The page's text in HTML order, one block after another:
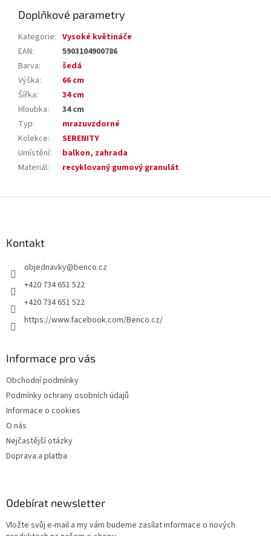
Doplňkové parametry
Kategorie: Vysoké květináče
EAN:
5903104900786
Barva:
šedá
Výška:
66 cm
Šířka:
34 cm
Hloubka:
34 cm
Typ:
mrazuvzdorné
Kolekce:
SERENITY
Umístění: balkon, zahrada
Materiál: recyklovaný gumový granulát
Kontakt
objednavky@benco.cz
+420 734 651 522
+420 734 651 522
https://www.facebook.com/Benco.cz/
Informace pro vás
Obchodní podmínky
Podmínky ochrany osobních údajů
Informace o cookies
O nás
Nejčastější otázky
Doprava a platba
Odebírat newsletter
Vložte svůj e-mail a my vám budeme zasílat informace o nových